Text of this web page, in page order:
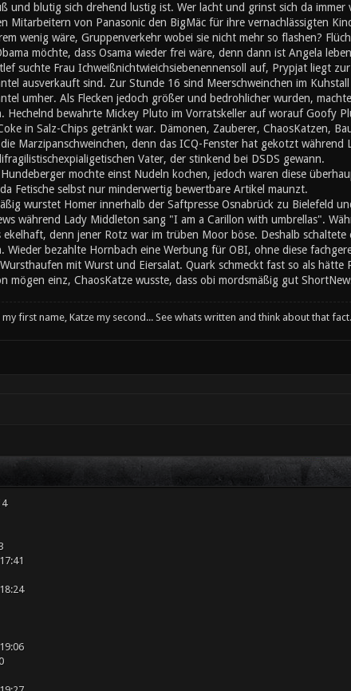
und blutig sich drehend lustig ist. Wer lacht und grinst sich da
Mitarbeitern von Panasonic den BigMäc für ihre vernachlässigten
wenig wäre, Gruppenverkehr wobei sie nicht mehr so flashen?
möchte, dass Osama wieder frei wäre, denn dann ist Angela
suchte Frau Ichweißnichtwieichsiebenennensoll auf, Prypjat liegt
ausverkauft sind. Zur Stunde 16 sind Meerschweinchen im
umher. Als Flecken jedoch größer und bedrohlicher wurden,
Hechelnd bewahrte Mickey Pluto im Vorratskeller auf worauf Goofy
in Salz-Chips getränkt war. Dämonen, Zauberer, ChaosKatzen,
Marzipanschweinchen, denn das ICQ-Fenster hat gekotzt während
Vater, der stinkend bei DSDS gewann.
mochte einst Nudeln kochen, jedoch waren diese
Fetische selbst nur minderwertig bewertbare Artikel maunzt.
wurstet Homer innerhalb der Saftpresse Osnabrück zu Bielefeld
während Lady Middleton sang "I am a Carillon with umbrellas".
ekelhaft, denn jener Rotz war im trüben Moor böse. Deshalb
Wieder bezahlte Hornbach eine Werbung für OBI, ohne diese
mit Wurst und Eiersalat. Quark schmeckt fast so als
mögen einz, ChaosKatze wusste, dass obi mordsmäßig gut
my first name, Katze my second... See whats written and think about that fact.